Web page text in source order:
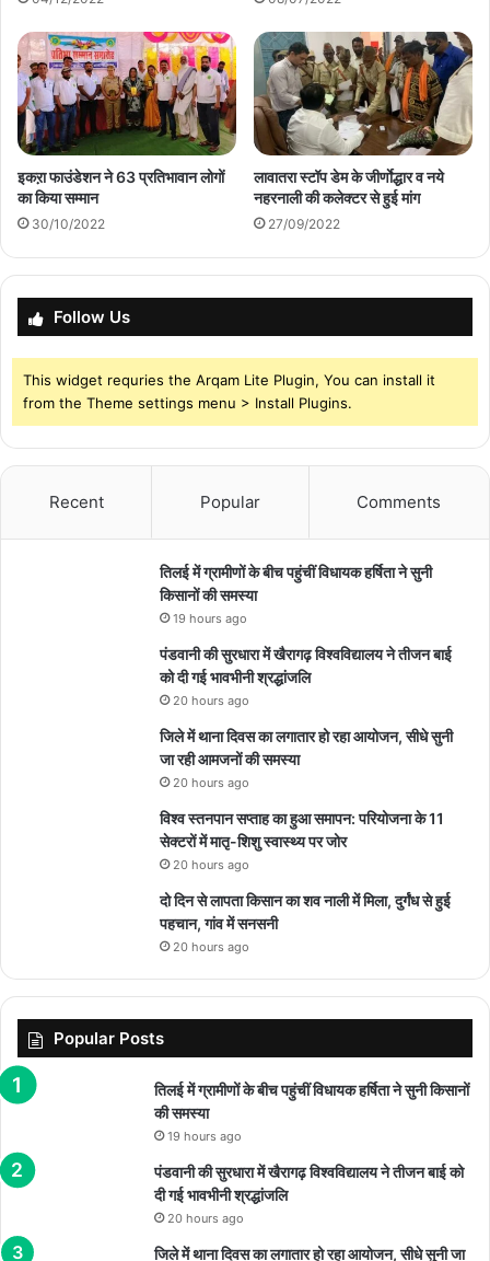
इकऱा फाउंडेशन ने 63 प्रतिभावान लोगों
का किया सम्मान
30/10/2022
लावातरा स्टॉप डेम के जीर्णाेद्धार व नये
नहरनाली की कलेक्टर से हुई मांग
27/09/2022
Follow Us
This widget requries the Arqam Lite Plugin, You can install it
from the Theme settings menu > Install Plugins.
Recent Popular Comments
तिलई में ग्रामीणों के बीच पहुंचीं विधायक हर्षिता ने सुनी
किसानों की समस्या
19 hours ago
पंडवानी की सुरधारा में खैरागढ़ विश्वविद्यालय ने तीजन बाई
को दी गई भावभीनी श्रद्धांजलि
20 hours ago
जिले में थाना दिवस का लगातार हो रहा आयोजन, सीधे सुनी
जा रही आमजनों की समस्या
20 hours ago
विश्व स्तनपान सप्ताह का हुआ समापन: परियोजना के 11
सेक्टरों में मातृ-शिशु स्वास्थ्य पर जोर
20 hours ago
दो दिन से लापता किसान का शव नाली में मिला, दुर्गंध से हुई
पहचान, गांव में सनसनी
20 hours ago
Popular Posts
तिलई में ग्रामीणों के बीच पहुंचीं विधायक हर्षिता ने सुनी किसानों
की समस्या
19 hours ago
पंडवानी की सुरधारा में खैरागढ़ विश्वविद्यालय ने तीजन बाई को
दी गई भावभीनी श्रद्धांजलि
20 hours ago
जिले में थाना दिवस का लगातार हो रहा आयोजन, सीधे सुनी जा